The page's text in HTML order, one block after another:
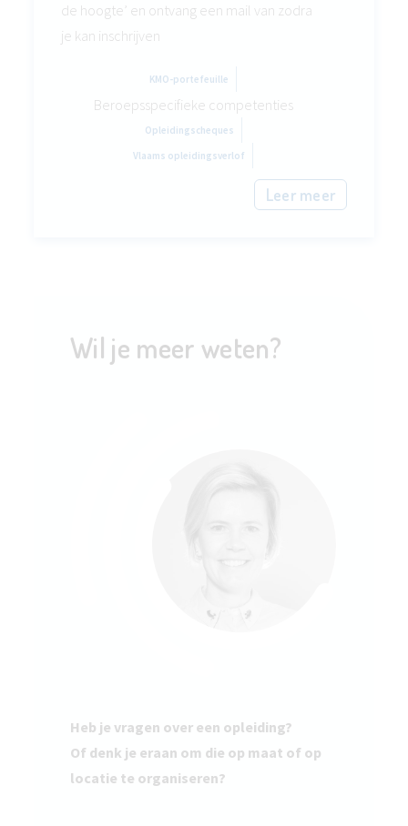
de hoogte’ en ontvang een mail van zodra
je kan inschrijven
KMO-portefeuille
Beroepsspecifieke competenties
Opleidingscheques
Vlaams opleidingsverlof
Leer meer
Wil je meer weten?
Heb je vragen over een opleiding?
Of denk je eraan om die op maat of op
locatie te organiseren?